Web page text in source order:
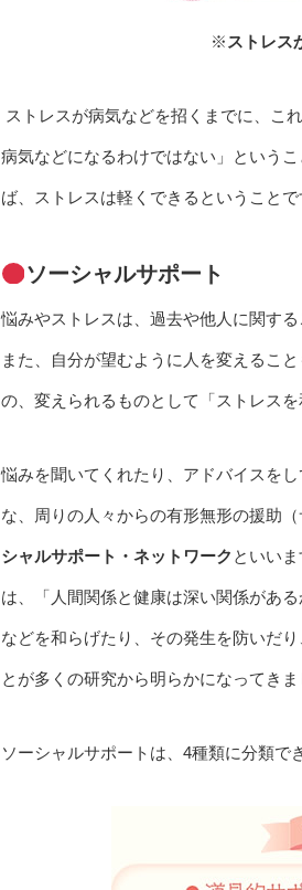
※ ストレス
ストレスが病気などを招くまでに、こ
病気などになるわけではない」という
ば、ストレスは軽くできるということで
ソーシャルサポート
悩みやストレスは、過去や他人に関す
また、自分が望むように人を変えるこ
の、変えられるものとして「ストレス
悩みを聞いてくれたり、アドバイスを
な、周りの人々からの有形無形の援助
シャルサポート・ネットワーク といい
は、「人間関係と健康は深い関係があ
などを和らげたり、その発生を防いだり
とが多くの研究から明らかになってきま
ソーシャルサポートは、4種類に分類で